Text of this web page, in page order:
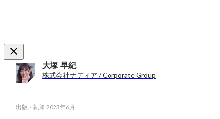
大塚 早紀
株式会社ナディア / Corporate Group
出版・執筆 2023年6月